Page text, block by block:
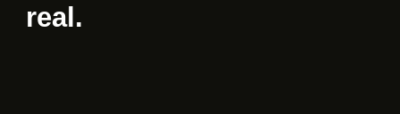
real.